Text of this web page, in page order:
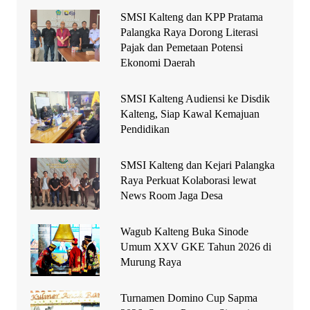
SMSI Kalteng dan KPP Pratama
Palangka Raya Dorong Literasi
Pajak dan Pemetaan Potensi
Ekonomi Daerah
SMSI Kalteng Audiensi ke Disdik
Kalteng, Siap Kawal Kemajuan
Pendidikan
SMSI Kalteng dan Kejari Palangka
Raya Perkuat Kolaborasi lewat
News Room Jaga Desa
Wagub Kalteng Buka Sinode
Umum XXV GKE Tahun 2026 di
Murung Raya
Turnamen Domino Cup Sapma